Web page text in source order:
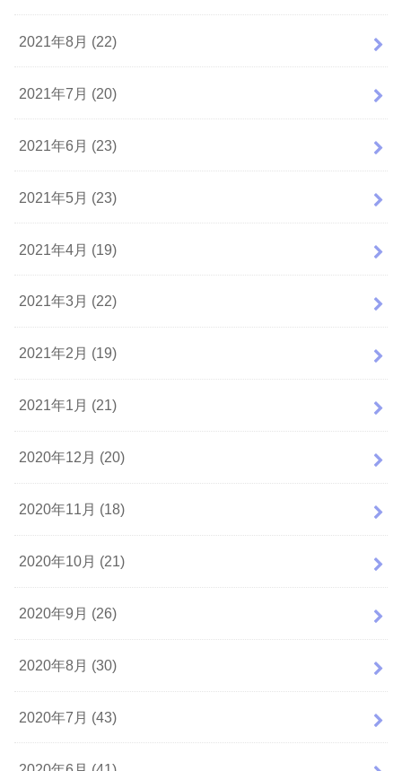
2021年8月 (22)
2021年7月 (20)
2021年6月 (23)
2021年5月 (23)
2021年4月 (19)
2021年3月 (22)
2021年2月 (19)
2021年1月 (21)
2020年12月 (20)
2020年11月 (18)
2020年10月 (21)
2020年9月 (26)
2020年8月 (30)
2020年7月 (43)